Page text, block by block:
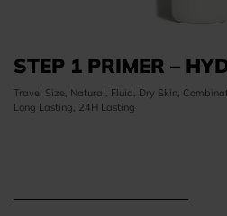
STEP 1 PRIMER –
Travel Size, Natural, Fluid, Dry Skin,
Long Lasting, 24H Lasting